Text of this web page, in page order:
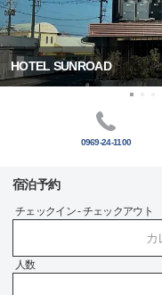
HOTEL SUNROAD
0969-24-1100
宿泊予約
チェックイン - チェックアウト
カ
人数